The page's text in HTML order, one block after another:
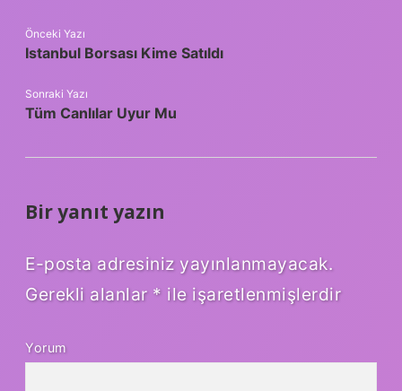
Önceki Yazı
Istanbul Borsası Kime Satıldı
Sonraki Yazı
Tüm Canlılar Uyur Mu
Bir yanıt yazın
E-posta adresiniz yayınlanmayacak.
Gerekli alanlar * ile işaretlenmişlerdir
Yorum